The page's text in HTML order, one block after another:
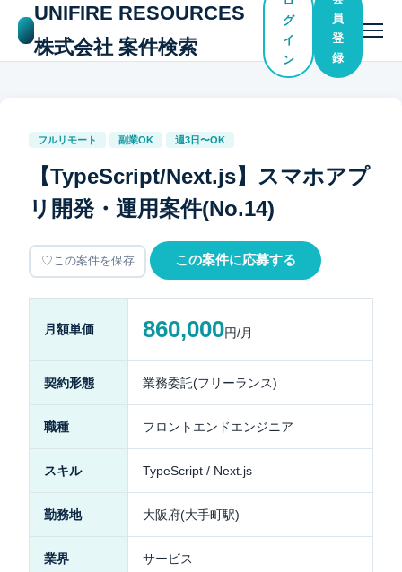
UNIFIRE RESOURCES
株式会社 案件検索
グ
イ
ン
員
登
録
フルリモート 副業OK 週3日〜OK
【TypeScript/Next.js】スマホアプ
リ開発・運用案件(No.14)
この案件を保存 この案件に応募する
月額単価 860,000円/月
契約形態 業務委託(フリーランス)
職種 フロントエンドエンジニア
スキル TypeScript / Next.js
勤務地 大阪府(大手町駅)
業界 サービス